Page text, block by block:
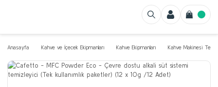
Anasayfa Kahve ve İçecek Ekipmanları Kahve Ekipmanları Kahve Makinesi